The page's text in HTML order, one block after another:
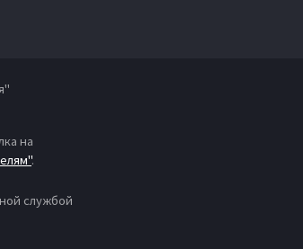
на
.
службой